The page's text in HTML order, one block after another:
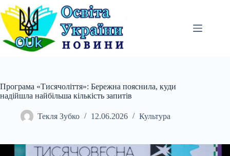
Перейти
до
вмісту
Програма «Тисячоліття»: Бережна пояснила, куди
надійшла найбільша кількість запитів
Текля Зубко 12.06.2026 Культура